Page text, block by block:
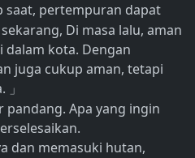
saat, pertempuran dapat
Di masa lalu, aman
dalam kota. Dengan
juga cukup aman, tetapi
」
pandang. Apa yang ingin
dan memasuki hutan,